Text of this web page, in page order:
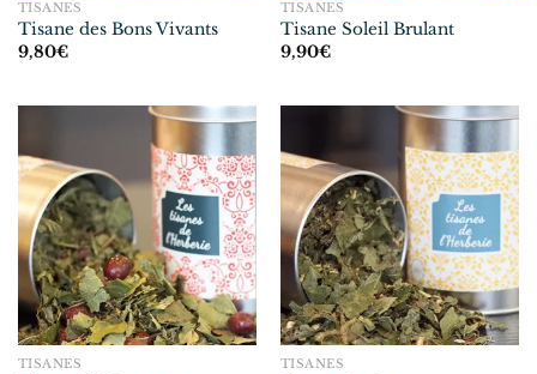
TISANES
Tisane des Bons Vivants
9,80€
TISANES
Tisane Soleil Brulant
9,90€
TISANES TISANES